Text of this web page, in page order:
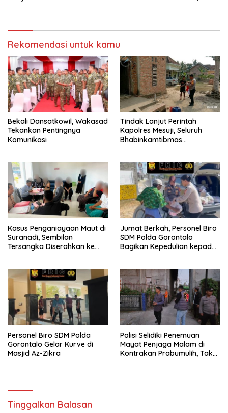
Rekomendasi untuk kamu
Bekali Dansatkowil, Wakasad
Tekankan Pentingnya
Komunikasi
Tindak Lanjut Perintah
Kapolres Mesuji, Seluruh
Bhabinkamtibmas
Masyarakat
Kasus Penganiayaan Maut di
Suranadi, Sembilan
Tersangka Diserahkan ke
Jumat Berkah, Personel Biro
SDM Polda Gorontalo
Bagikan Kepedulian kepada
Personel Biro SDM Polda
Gorontalo Gelar Kurve di
Masjid Az-Zikra
Polisi Selidiki Penemuan
Mayat Penjaga Malam di
Kontrakan Prabumulih, Tak
Tinggalkan Balasan